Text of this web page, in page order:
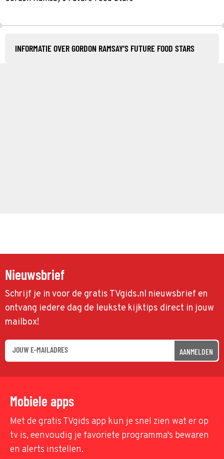
INFORMATIE OVER GORDON RAMSAY'S FUTURE FOOD STARS
Nieuwsbrief
Schrijf je in voor de gratis TVgids.nl nieuwsbrief en
ontvang iedere dag de leukste kijktips direct in jouw
mailbox!
AANMELDEN
Mobiele apps
Met de gratis TVgids app kun je snel zien wat er op
tv is, eenvoudig je favoriete programma's bewaren
en alerts instellen.